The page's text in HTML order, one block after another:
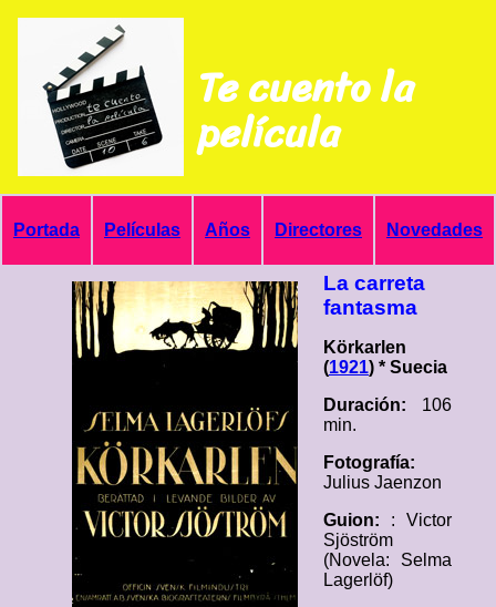
Te cuento la
película
Portada Películas Años Directores Novedades
La carreta
fantasma
Körkarlen
(1921) * Suecia
Duración: 106
min.
Fotografía:
Julius Jaenzon
Guion: : Victor
Sjöström
(Novela: Selma
Lagerlöf)